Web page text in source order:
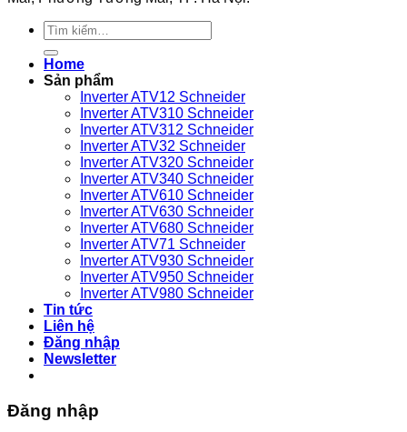
Tìm
kiếm:
Home
Sản phẩm
Inverter ATV12 Schneider
Inverter ATV310 Schneider
Inverter ATV312 Schneider
Inverter ATV32 Schneider
Inverter ATV320 Schneider
Inverter ATV340 Schneider
Inverter ATV610 Schneider
Inverter ATV630 Schneider
Inverter ATV680 Schneider
Inverter ATV71 Schneider
Inverter ATV930 Schneider
Inverter ATV950 Schneider
Inverter ATV980 Schneider
Tin tức
Liên hệ
Đăng nhập
Newsletter
Đăng nhập